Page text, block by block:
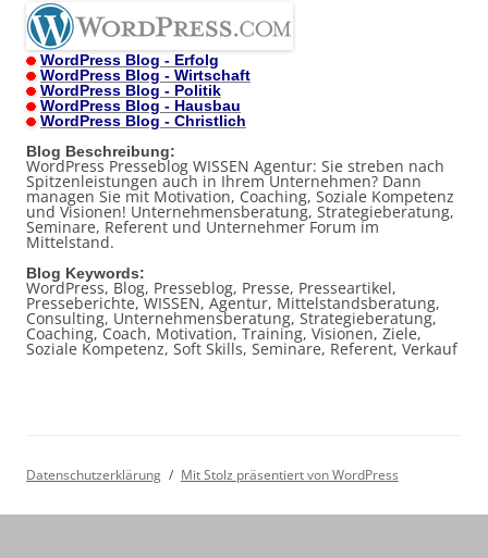
WordPress Blog - Erfolg
WordPress Blog - Wirtschaft
WordPress Blog - Politik
WordPress Blog - Hausbau
WordPress Blog - Christlich
Blog Beschreibung:
WordPress Presseblog WISSEN Agentur: Sie streben nach
Spitzenleistungen auch in Ihrem Unternehmen? Dann
managen Sie mit Motivation, Coaching, Soziale Kompetenz
und Visionen! Unternehmensberatung, Strategieberatung,
Seminare, Referent und Unternehmer Forum im
Mittelstand.
Blog Keywords:
WordPress, Blog, Presseblog, Presse, Presseartikel,
Presseberichte, WISSEN, Agentur, Mittelstandsberatung,
Consulting, Unternehmensberatung, Strategieberatung,
Coaching, Coach, Motivation, Training, Visionen, Ziele,
Soziale Kompetenz, Soft Skills, Seminare, Referent, Verkauf
Datenschutzerklärung Mit Stolz präsentiert von WordPress